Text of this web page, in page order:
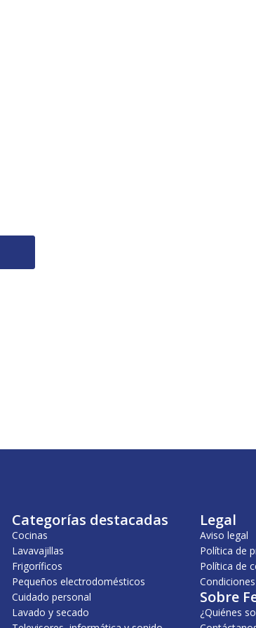
Categorías destacadas
Cocinas
Lavavajillas
Frigoríficos
Pequeños electrodomésticos
Cuidado personal
Lavado y secado
Legal
Aviso legal
Política de
Política de
Sobre
¿Quiénes